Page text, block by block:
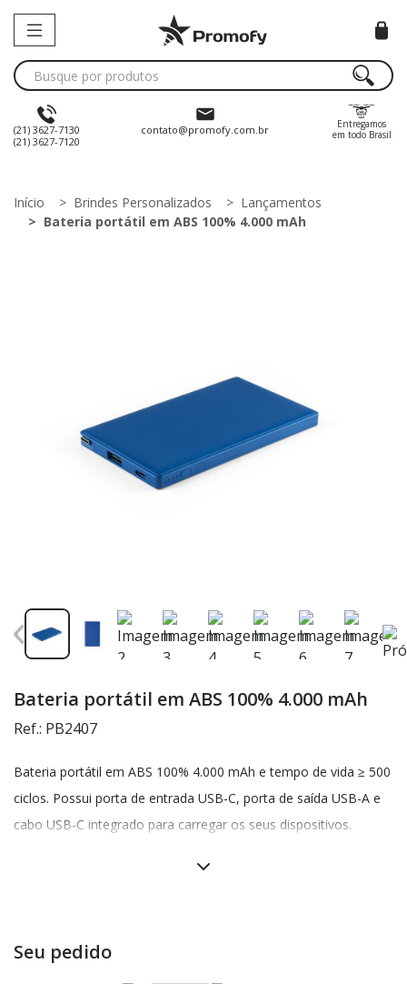
(21) 3627-7130
(21) 3627-7120
contato@promofy.com.br
Entregamos
em todo Brasil
Início Brindes Personalizados
Lançamentos
Bateria portátil em ABS 100% 4.000 mAh
Bateria portátil em ABS 100% 4.000 mAh
Ref.: PB2407
Bateria portátil em ABS 100% 4.000 mAh e tempo de vida ≥ 500
ciclos. Possui porta de entrada USB-C, porta de saída USB-A e
cabo USB-C integrado para carregar os seus dispositivos.
Seu pedido